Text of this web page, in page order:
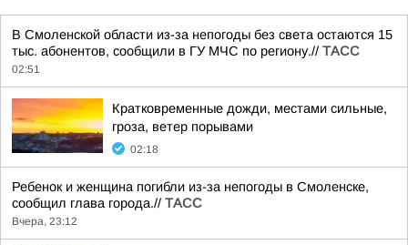
В Смоленской области из-за непогоды без света остаются 15
тыс. абонентов, сообщили в ГУ МЧС по региону.// ТАСС
02:51
Кратковременные дожди, местами сильные,
гроза, ветер порывами
02:18
Ребенок и женщина погибли из-за непогоды в Смоленске,
сообщил глава города.// ТАСС
Вчера, 23:12